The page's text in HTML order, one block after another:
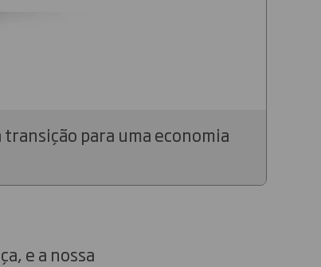
para uma economia
e a nossa